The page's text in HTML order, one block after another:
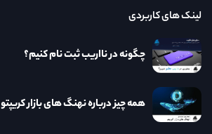
لینک های کاربردی
چگونه در نااریب ثبت نام کنیم؟
همه چیز درباره نهنگ های بازار کریپتو